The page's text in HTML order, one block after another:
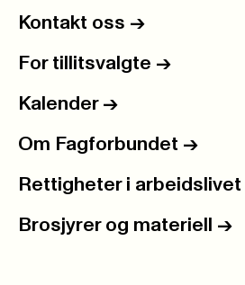
Kontakt oss ->
For tillitsvalgte ->
Kalender ->
Om Fagforbundet ->
Rettigheter i arbeidslivet
Brosjyrer og materiell ->